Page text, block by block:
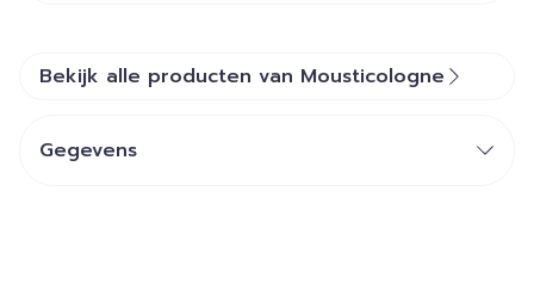
Bekijk alle producten van Mousticologne
Gegevens